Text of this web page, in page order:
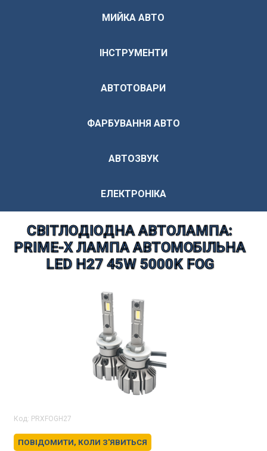
МИЙКА АВТО
ІНСТРУМЕНТИ
АВТОТОВАРИ
ФАРБУВАННЯ АВТО
АВТОЗВУК
ЕЛЕКТРОНІКА
СВІТЛОДІОДНА АВТОЛАМПА:
PRIME-X ЛАМПА АВТОМОБІЛЬНА
LED H27 45W 5000K FOG
Код: PRXFOGH27
ПОВІДОМИТИ, КОЛИ З'ЯВИТЬСЯ